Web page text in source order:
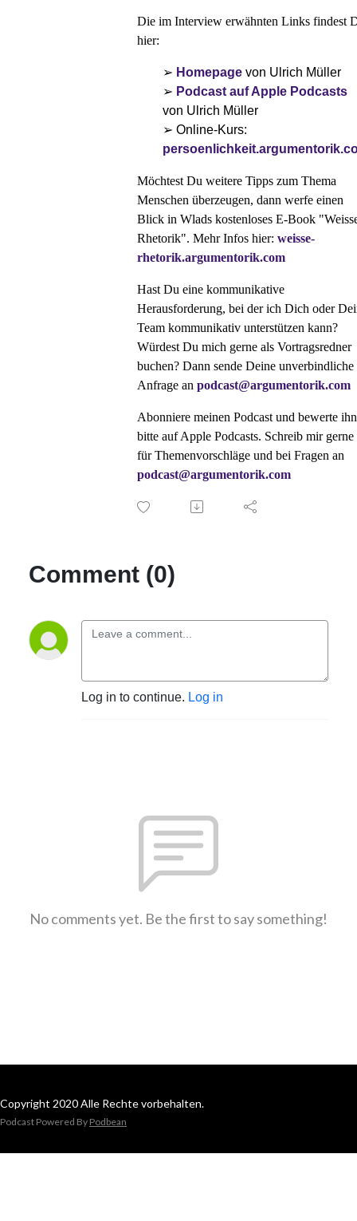
Die im Interview erwähnten Links findest
hier:
➢ Homepage von Ulrich Müller
➢ Podcast auf Apple Podcasts
von Ulrich Müller
➢ Online-Kurs:
Möchtest Du weitere Tipps zum Thema
Menschen überzeugen, dann werfe einen
Blick in Wlads kostenloses E-Book
Rhetorik". Mehr Infos hier: weisse-
rhetorik.argumentorik.com
Hast Du eine kommunikative
Herausforderung, bei der ich Dich oder
Team kommunikativ unterstützen kann?
Würdest Du mich gerne als Vortragsredner
buchen? Dann sende Deine unverbindliche
Anfrage an podcast@argumentorik.com
Abonniere meinen Podcast und bewerte ihn
bitte auf Apple Podcasts. Schreib mir gerne
für Themenvorschläge und bei Fragen an
podcast@argumentorik.com
Comment (0)
Log in to continue. Log in
No comments yet. Be the first to say something!
Copyright 2020 Alle Rechte vorbehalten.
Podcast Powered By Podbean